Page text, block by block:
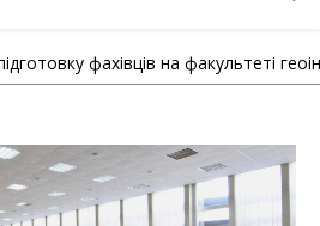
фахівців на факультеті